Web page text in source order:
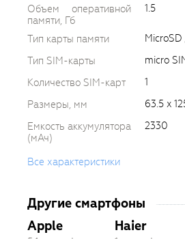
Объем оперативной
памяти, Гб
1.5
Тип карты памяти
Тип SIM-карты
micro
Количество SIM-карт
1
Размеры, мм
63.5 x
Емкость аккумулятора
(мАч)
2330
Все характеристики
Другие смартфоны
Apple
Haier